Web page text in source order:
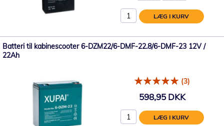
LÆG I KURV
Batteri til kabinescooter 6-DZM22/6-DMF-22.8/6-DMF-23 12V /
22Ah
(3)
598,95 DKK
LÆG I KURV